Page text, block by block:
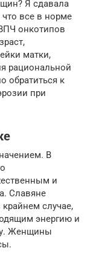
Я сдавала
все в норме
онкотипов
матки,
рациональной
обратиться к
при
В
и
Славяне
случае,
энергию и
Женщины